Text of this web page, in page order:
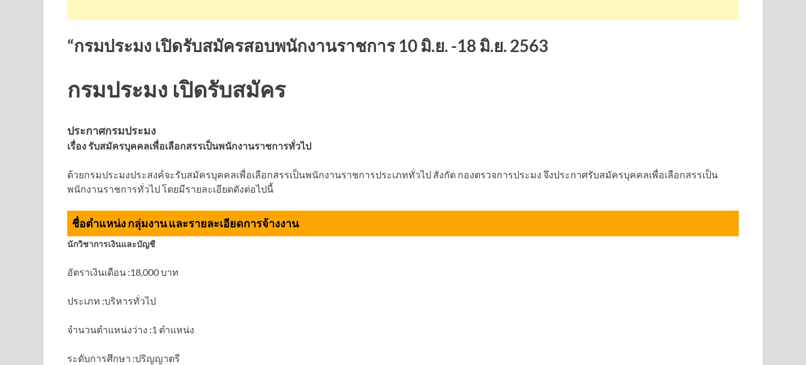
“กรมประมง เปิดรับสมัครสอบพนักงานราชการ 10 มิ.ย. -18 มิ.ย. 2563
กรมประมง เปิดรับสมัคร
ประกาศกรมประมง
เรื่อง รับสมัครบุคคลเพื่อเลือกสรรเป็นพนักงานราชการทั่วไป
ด้วยกรมประมงประสงค์จะรับสมัครบุคคลเพื่อเลือกสรรเป็นพนักงานราชการประเภททั่วไป สังกัด กองตรวจการประมง จึงประกาศรับสมัครบุคคลเพื่อเลือกสรรเป็น
พนักงานราชการทั่วไป โดยมีรายละเอียดดังต่อไปนี้
ชื่อตำแหน่ง กลุ่มงาน และรายละเอียดการจ้างงาน
นักวิชาการเงินและบัญชี
อัตราเงินเดือน :18,000 บาท
ประเภท :บริหารทั่วไป
จำนวนตำแหน่งว่าง :1 ตำแหน่ง
ระดับการศึกษา :ปริญญาตรี